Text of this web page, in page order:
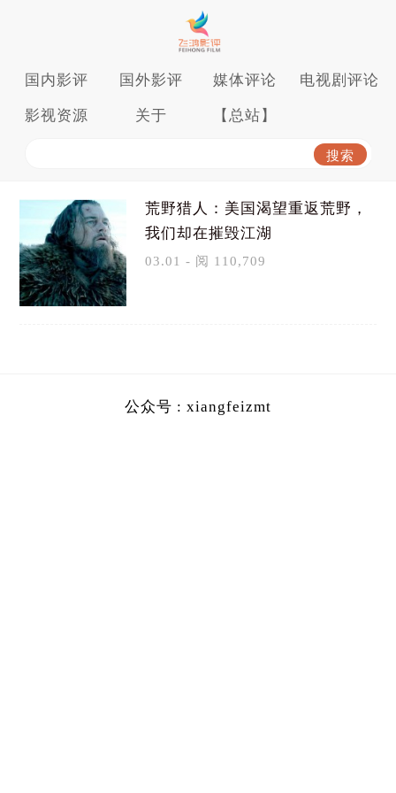
国内影评 国外影评 媒体评论 电视剧评论
影视资源 关于 【总站】
荒野猎人：美国渴望重返荒野，
我们却在摧毁江湖
03.01 - 阅 110,709
公众号 : xiangfeizmt